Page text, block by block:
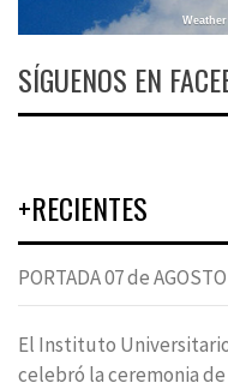
SÍGUENOS EN
+RECIENTES
PORTADA 07 de AGOSTO
El Instituto
celebró la ceremonia